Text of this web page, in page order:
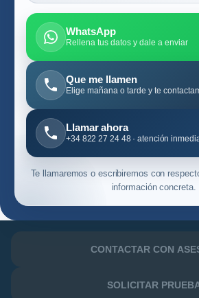
WhatsApp
Rellena tus datos y dale a enviar
Que me llamen
Elige mañana o tarde y te
Llamar ahora
+34 822 27 24 48 · atención
Te llamaremos o escribiremos con
información concreta.
CONTACTAR CON
SOLICITAR